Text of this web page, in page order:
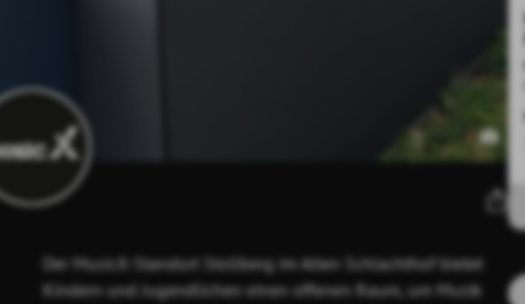
Der MusicX-Standort Stollberg im Alten Schlachthof bietet
Kindern und Jugendlichen einen offenen Raum, um Musik